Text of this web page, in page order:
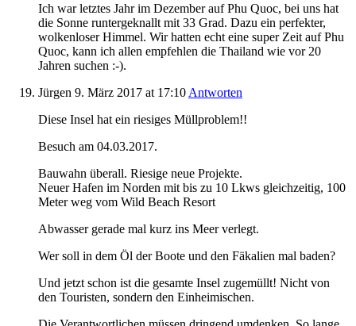
Ich war letztes Jahr im Dezember auf Phu Quoc, bei uns hat
die Sonne runtergeknallt mit 33 Grad. Dazu ein perfekter,
wolkenloser Himmel. Wir hatten echt eine super Zeit auf Phu
Quoc, kann ich allen empfehlen die Thailand wie vor 20
Jahren suchen :-).
Jürgen 9. März 2017 at 17:10 Antworten
Diese Insel hat ein riesiges Müllproblem!!
Besuch am 04.03.2017.
Bauwahn überall. Riesige neue Projekte.
Neuer Hafen im Norden mit bis zu 10 Lkws gleichzeitig, 100
Meter weg vom Wild Beach Resort
Abwasser gerade mal kurz ins Meer verlegt.
Wer soll in dem Öl der Boote und den Fäkalien mal baden?
Und jetzt schon ist die gesamte Insel zugemüllt! Nicht von
den Touristen, sondern den Einheimischen.